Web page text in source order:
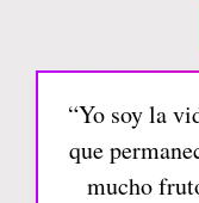
“Yo soy la
que
mucho